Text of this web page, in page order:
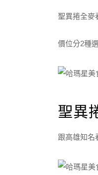
聖異捲全麥
價位分2種
聖異
跟高雄知名